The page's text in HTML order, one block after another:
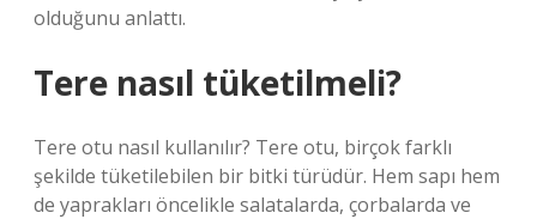
olduğunu anlattı.
Tere nasıl tüketilmeli?
Tere otu nasıl kullanılır? Tere otu, birçok farklı
şekilde tüketilebilen bir bitki türüdür. Hem sapı hem
de yaprakları öncelikle salatalarda, çorbalarda ve